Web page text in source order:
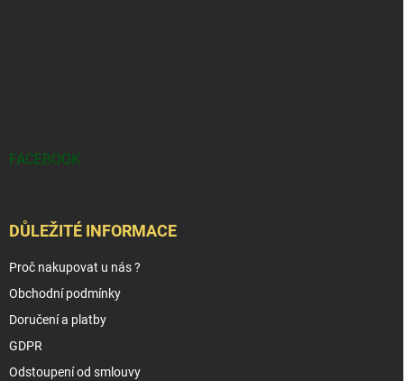
FACEBOOK
DŮLEŽITÉ INFORMACE
Proč nakupovat u nás ?
Obchodní podmínky
Doručení a platby
GDPR
Odstoupení od smlouvy